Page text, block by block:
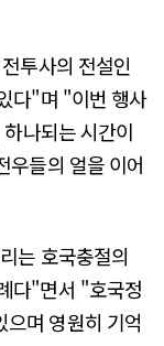
투사의 전설인
다"며 "이번 행사
하나되는 시간이
우들의 얼을 이어
는 호국충절의
다"면서 "호국정
으며 영원히 기억